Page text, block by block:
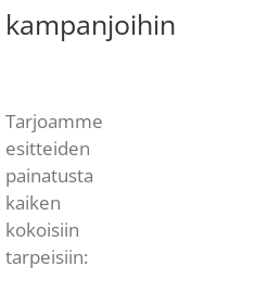
kampanjoihin
Tarjoamme
esitteiden
painatusta
kaiken
kokoisiin
tarpeisiin: